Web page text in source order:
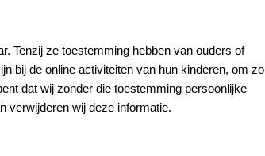
Tenzij ze toestemming hebben van ouders of
bij de online activiteiten van hun kinderen, om zo
dat wij zonder die toestemming persoonlijke
verwijderen wij deze informatie.